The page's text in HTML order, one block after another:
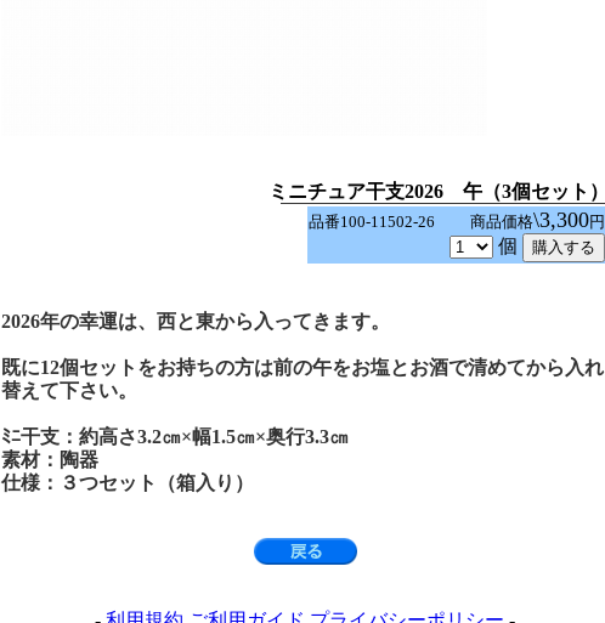
ミニチュア干支2026 午（3個セット）
品番100-11502-26 商品価格\3,300円
個
2026年の幸運は、西と東から入ってきます。
既に12個セットをお持ちの方は前の午をお塩とお酒で清めてから入れ
替えて下さい。
ﾐﾆ干支：約高さ3.2㎝×幅1.5㎝×奥行3.3㎝
素材：陶器
仕様：３つセット（箱入り）